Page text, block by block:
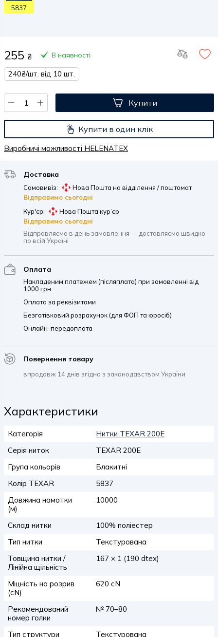
5837
255 ₴ В наявності
240₴/шт. від 10 шт.
Купити
Купити в один клік
Виробничі можливості HELENATEX
Доставка
Самовивіз:
Нова Пошта на відділення / поштомат
Відправимо сьогодні
Кур'єр:
Нова Пошта кур’єр
Відправимо сьогодні
Відправляємо в день замовлення — доставляємо швидко
по всій Україні
Оплата
Накладеним платежем (післяплата) при замовленні від
1000 грн
Оплата за реквізитами
Безготівковий розрахунок (для ФОП та юросіб)
Онлайн-передоплата
Повернення товару
впродовж 14 днів згідно з законодавством України
Характеристики
Категорія
Нитки TEXAR 200E
Серія ниток
TEXAR 200E
Група кольорів
Блакитні
Колір TEXAR
5837
Довжина намотки
(м)
10000
Склад нитки
100% поліестер
Тип нитки
Текстурована
Товщина нитки /
Лінійна щільність
167 × 1 (190 dtex)
Міцність на розрив
(сN)
620 сN
Рекомендований
номер голки
№ 70–80
Тип структури Текстурована